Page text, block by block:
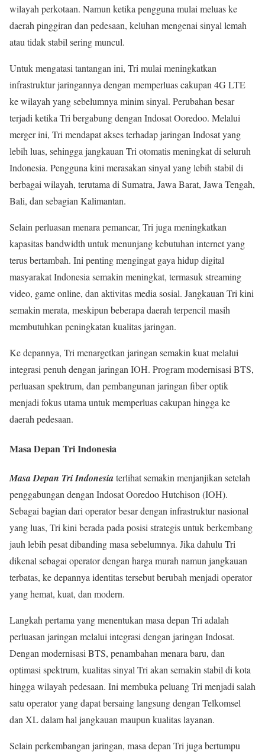
wilayah perkotaan. Namun ketika pengguna mulai meluas ke
daerah pinggiran dan pedesaan, keluhan mengenai sinyal lemah
atau tidak stabil sering muncul.
Untuk mengatasi tantangan ini, Tri mulai meningkatkan
infrastruktur jaringannya dengan memperluas cakupan 4G LTE
ke wilayah yang sebelumnya minim sinyal. Perubahan besar
terjadi ketika Tri bergabung dengan Indosat Ooredoo. Melalui
merger ini, Tri mendapat akses terhadap jaringan Indosat yang
lebih luas, sehingga jangkauan Tri otomatis meningkat di seluruh
Indonesia. Pengguna kini merasakan sinyal yang lebih stabil di
berbagai wilayah, terutama di Sumatra, Jawa Barat, Jawa Tengah,
Bali, dan sebagian Kalimantan.
Selain perluasan menara pemancar, Tri juga meningkatkan
kapasitas bandwidth untuk menunjang kebutuhan internet yang
terus bertambah. Ini penting mengingat gaya hidup digital
masyarakat Indonesia semakin meningkat, termasuk streaming
video, game online, dan aktivitas media sosial. Jangkauan Tri kini
semakin merata, meskipun beberapa daerah terpencil masih
membutuhkan peningkatan kualitas jaringan.
Ke depannya, Tri menargetkan jaringan semakin kuat melalui
integrasi penuh dengan jaringan IOH. Program modernisasi BTS,
perluasan spektrum, dan pembangunan jaringan fiber optik
menjadi fokus utama untuk memperluas cakupan hingga ke
daerah pedesaan.
Masa Depan Tri Indonesia
Masa Depan Tri Indonesiaterlihat semakin menjanjikan setelah
penggabungan dengan Indosat Ooredoo Hutchison (IOH).
Sebagai bagian dari operator besar dengan infrastruktur nasional
yang luas, Tri kini berada pada posisi strategis untuk berkembang
jauh lebih pesat dibanding masa sebelumnya. Jika dahulu Tri
dikenal sebagai operator dengan harga murah namun jangkauan
terbatas, ke depannya identitas tersebut berubah menjadi operator
yang hemat, kuat, dan modern.
Langkah pertama yang menentukan masa depan Tri adalah
perluasan jaringan melalui integrasi dengan jaringan Indosat.
Dengan modernisasi BTS, penambahan menara baru, dan
optimasi spektrum, kualitas sinyal Tri akan semakin stabil di kota
hingga wilayah pedesaan. Ini membuka peluang Tri menjadi salah
satu operator yang dapat bersaing langsung dengan Telkomsel
dan XL dalam hal jangkauan maupun kualitas layanan.
Selain perkembangan jaringan, masa depan Tri juga bertumpu